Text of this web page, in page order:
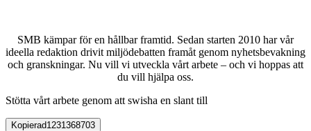
SMB kämpar för en hållbar framtid. Sedan starten 2010 har vår
ideella redaktion drivit miljödebatten framåt genom nyhetsbevakning
och granskningar. Nu vill vi utveckla vårt arbete – och vi hoppas att
du vill hjälpa oss.
Stötta vårt arbete genom att swisha en slant till
Kopierad1231368703